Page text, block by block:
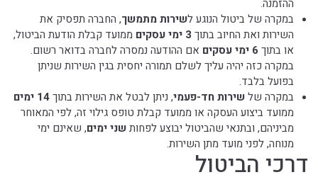
ההזמנה.
במקרה של ביטול הנוגע לשירות מתמשך, החברה תפסיק את
השירות ואת החיוב בתוך 3 ימי עסקים
ממועד קבלת הודעת הביטול,
או בתוך 6 ימי עסקים
אם ההודעה נמסרה לחברה בדואר רשום.
במקרה כזה יהיה עליך לשלם תמורה יחסית בגין השירות שניתן
בפועל בלבד.
במקרה שלשירות חד-פעמי, ניתן לבטל את השירות בתוך14 ימים
ממועד ביצוע העסקה או ממועד קבלת טופס גילוי זה, לפי המאוחר
מביניהם, ובתנאי שהביטול יבוצע לפחותשני ימים, שאינם ימי
מנוחה, לפני מועד מתן השירות.
דרכי הביטול